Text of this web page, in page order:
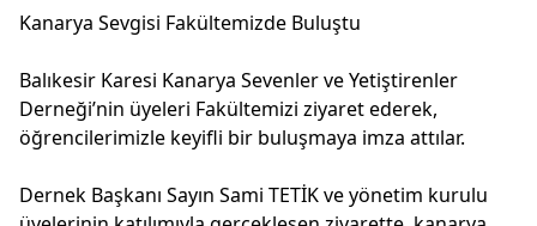
Kanarya Sevgisi Fakültemizde Buluştu
Balıkesir Karesi Kanarya Sevenler ve Yetiştirenler
Derneği’nin üyeleri Fakültemizi ziyaret ederek,
öğrencilerimizle keyifli bir buluşmaya imza attılar.
Dernek Başkanı Sayın Sami TETİK ve yönetim kurulu